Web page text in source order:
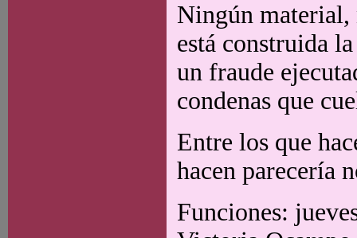
Ningún material,
está construida
un fraude
condenas que
Entre los que
hacen parecería
Funciones: